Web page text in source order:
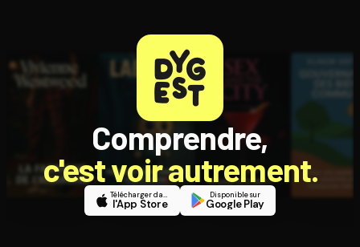
Comprendre,
c'est voir autrement.
Télécharger dans
l'App Store
Disponible sur
Google Play